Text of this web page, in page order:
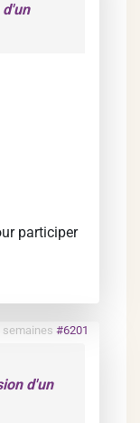
participer
semaines #6201
d'un